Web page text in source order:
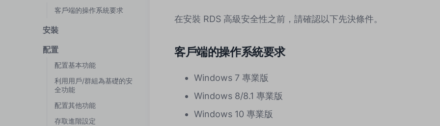
客戶端的操作系統要求
安裝
配置
配置基本功能
利用用戶/群組為基礎的安
全功能
配置其他功能
存取進階設定
在安裝 RDS 高級安全性之前，請確認以下先決條件。
客戶端的操作系統要求
Windows 7 專業版
Windows 8/8.1 專業版
Windows 10 專業版